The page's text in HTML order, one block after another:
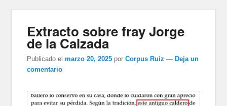
Extracto sobre fray Jorge
de la Calzada
Publicado el marzo 20, 2025 porCorpus Ruiz — Deja un
comentario